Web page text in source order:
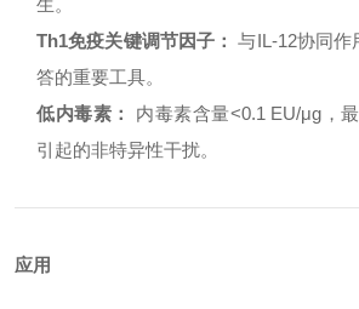
生。
Th1免疫关键调节因子： 与IL-12协同作
答的重要工具。
低内毒素：
内毒素含量<0.1 EU/μg，
引起的非特异性干扰。
应用